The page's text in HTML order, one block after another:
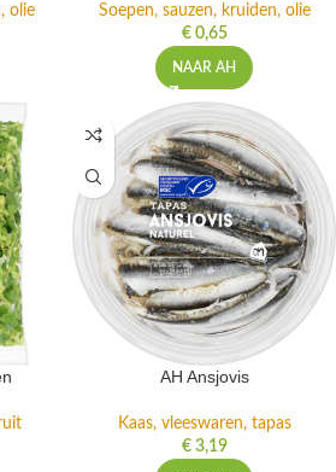
olie
Soepen, sauzen, kruiden, olie
€0,65
NAAR AH
AH Ansjovis
Kaas, vleeswaren, tapas
€3,19